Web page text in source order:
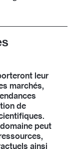
à l’Université de
ressources
urbanistique.
Bau » du
publics et à
bâti). Lamia
du Club de
de la
leur
marchés,
de
peut
ainsi